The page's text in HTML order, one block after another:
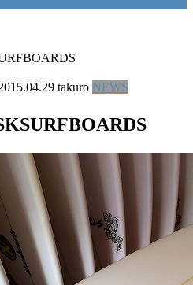
takuro NEWS